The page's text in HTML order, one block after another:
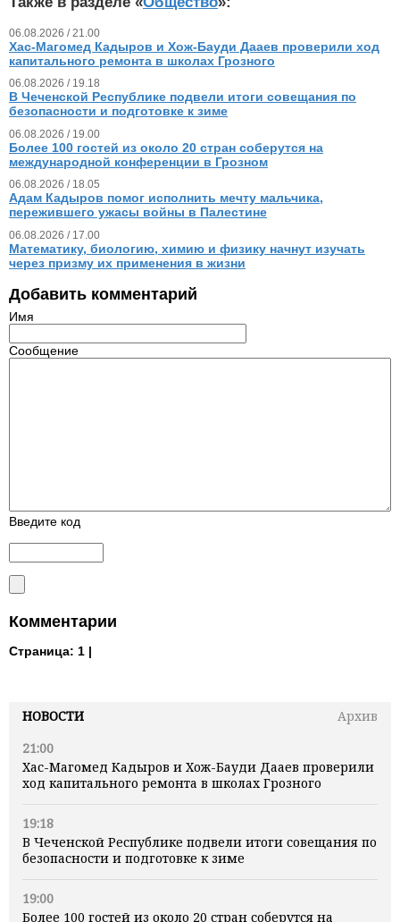
НОВОСТИ
Архив
21:00
Хас-Магомед Кадыров и Хож-Бауди Дааев проверили
ход капитального ремонта в школах Грозного
19:18
В Чеченской Республике подвели итоги совещания по
безопасности и подготовке к зиме
19:00
Более 100 гостей из около 20 стран соберутся на
06.08.2026 / 21.00
Хас-Магомед Кадыров и Хож-Бауди Дааев проверили ход
капитального ремонта в школах Грозного
06.08.2026 / 19.18
В Чеченской Республике подвели итоги совещания по
безопасности и подготовке к зиме
06.08.2026 / 19.00
Более 100 гостей из около 20 стран соберутся на
международной конференции в Грозном
06.08.2026 / 18.05
Адам Кадыров помог исполнить мечту мальчика,
пережившего ужасы войны в Палестине
06.08.2026 / 17.00
Математику, биологию, химию и физику начнут изучать
через призму их применения в жизни
Добавить комментарий
Имя
Сообщение
Введите код
Комментарии
Страница: 1 |